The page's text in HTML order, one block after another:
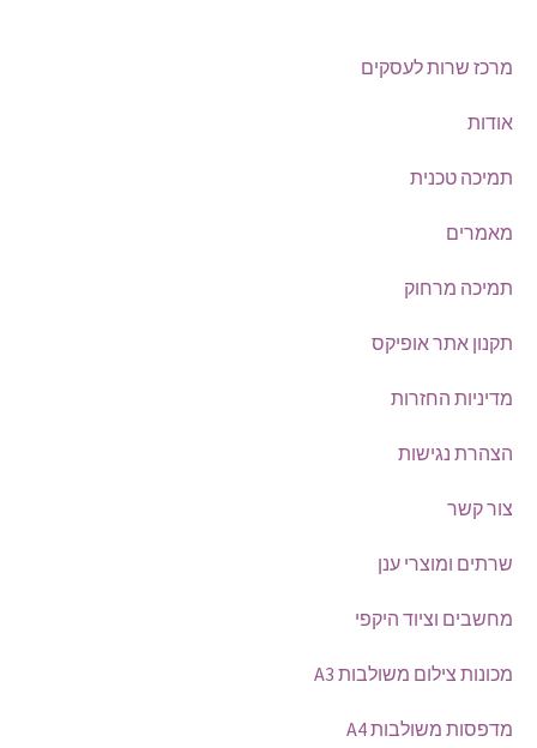
מרכז שרות לעסקים
אודות
תמיכה טכנית
מאמרים
תמיכה מרחוק
תקנון אתר אופיקס
מדיניות החזרות
הצהרת נגישות
צור קשר
שרתים ומוצרי ענן
מחשבים וציוד היקפי
מכונות צילום משולבות A3
מדפסות משולבות A4